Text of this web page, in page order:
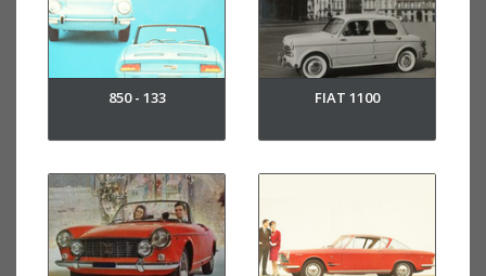
850 - 133 FIAT 1100